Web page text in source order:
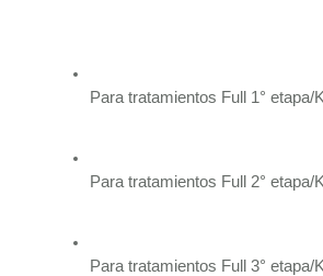
Para tratamientos Full 1° etapa/
Para tratamientos Full 2° etapa/
Para tratamientos Full 3°